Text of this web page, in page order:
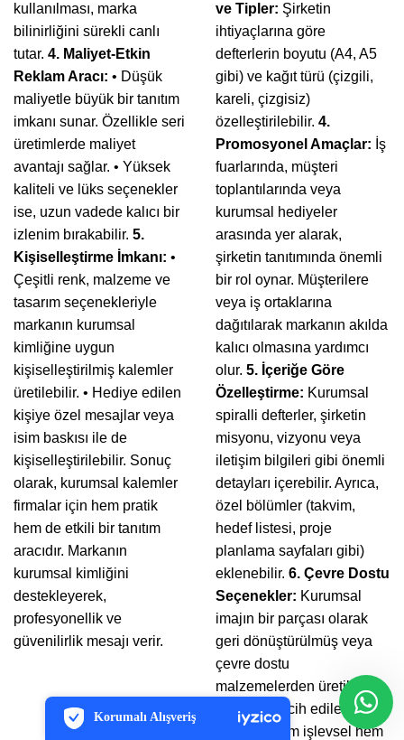
Korumalı Alışveriş
PCI-DSS Ödeme Güvenliği
7/24 Canlı Destek
iyzico Korumalı Alışveriş
kullanılması, marka
bilinirliğini sürekli canlı
tutar. 4. Maliyet-Etkin
Reklam Aracı: • Düşük
maliyetle büyük bir tanıtım
imkanı sunar. Özellikle seri
üretimlerde maliyet
avantajı sağlar. • Yüksek
kaliteli ve lüks seçenekler
ise, uzun vadede kalıcı bir
izlenim bırakabilir. 5.
Kişiselleştirme İmkanı: •
Çeşitli renk, malzeme ve
tasarım seçenekleriyle
markanın kurumsal
kimliğine uygun
kişiselleştirilmiş kalemler
üretilebilir. • Hediye edilen
kişiye özel mesajlar veya
isim baskısı ile de
kişiselleştirilebilir. Sonuç
olarak, kurumsal kalemler
firmalar için hem pratik
hem de etkili bir tanıtım
aracıdır. Markanın
kurumsal kimliğini
destekleyerek,
profesyonellik ve
güvenilirlik mesajı verir.
ve Tipler: Şirketin
ihtiyaçlarına göre
defterlerin boyutu (A4, A5
gibi) ve kağıt türü (çizgili,
kareli, çizgisiz)
özelleştirilebilir. 4.
Promosyonel Amaçlar: İş
fuarlarında, müşteri
toplantılarında veya
kurumsal hediyeler
arasında yer alarak,
şirketin tanıtımında önemli
bir rol oynar. Müşterilere
veya iş ortaklarına
dağıtılarak markanın akılda
kalıcı olmasına yardımcı
olur. 5. İçeriğe Göre
Özelleştirme: Kurumsal
spiralli defterler, şirketin
misyonu, vizyonu veya
iletişim bilgileri gibi önemli
detayları içerebilir. Ayrıca,
özel bölümler (takvim,
hedef listesi, proje
planlama sayfaları gibi)
eklenebilir. 6. Çevre Dostu
Seçenekler: Kurumsal
imajın bir parçası olarak
geri dönüştürülmüş veya
çevre dostu
malzemelerden üretilmiş
defterler tercih edilebilir. Bu
defterler hem işlevsel hem